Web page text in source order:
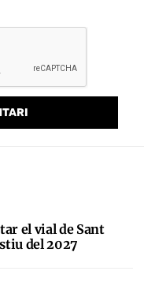
el vial de Sant
del 2027